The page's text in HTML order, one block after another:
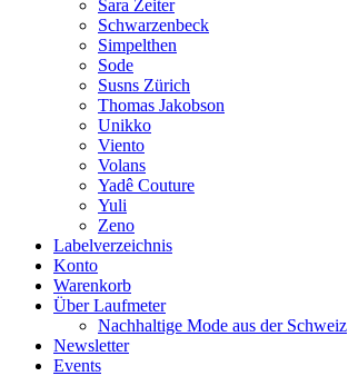
Sara Zeiter
Schwarzenbeck
Simpelthen
Sode
Susns Zürich
Thomas Jakobson
Unikko
Viento
Volans
Yadê Couture
Yuli
Zeno
Labelverzeichnis
Konto
Warenkorb
Über Laufmeter
Nachhaltige Mode aus der Schweiz
Newsletter
Events